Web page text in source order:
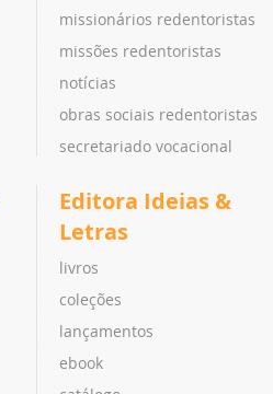
missionários redentoristas
missões redentoristas
notícias
obras sociais redentoristas
secretariado vocacional
Editora Ideias &
Letras
livros
coleções
lançamentos
ebook